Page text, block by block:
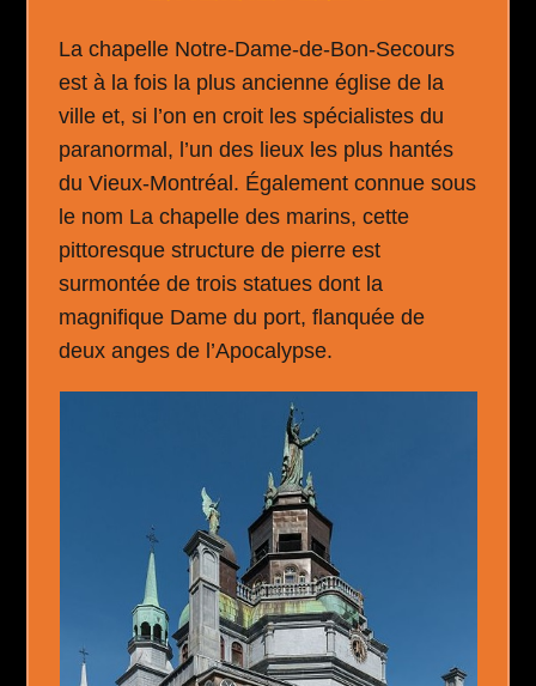
La chapelle Notre-Dame-de-Bon-Secours
est à la fois la plus ancienne église de la
ville et, si l’on en croit les spécialistes du
paranormal, l’un des lieux les plus hantés
du Vieux-Montréal. Également connue sous
le nom La chapelle des marins, cette
pittoresque structure de pierre est
surmontée de trois statues dont la
magnifique Dame du port, flanquée de
deux anges de l’Apocalypse.